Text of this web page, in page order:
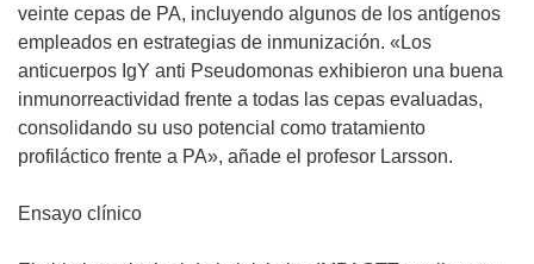
veinte cepas de PA, incluyendo algunos de los antígenos
empleados en estrategias de inmunización. «Los
anticuerpos IgY anti Pseudomonas exhibieron una buena
inmunorreactividad frente a todas las cepas evaluadas,
consolidando su uso potencial como tratamiento
profiláctico frente a PA», añade el profesor Larsson.
Ensayo clínico